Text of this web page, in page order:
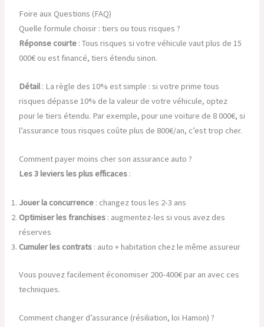
Foire aux Questions (FAQ)
Quelle formule choisir : tiers ou tous risques ?
Réponse courte: Tous risques si votre véhicule vaut plus de 15
000€ ou est financé, tiers étendu sinon.
Détail: La règle des 10% est simple : si votre prime tous
risques dépasse 10% de la valeur de votre véhicule, optez
pour le tiers étendu. Par exemple, pour une voiture de 8 000€, si
l’assurance tous risques coûte plus de 800€/an, c’est trop cher.
Comment payer moins cher son assurance auto ?
Les 3 leviers les plus efficaces:
Jouer la concurrence: changez tous les 2-3 ans
Optimiser les franchises: augmentez-les si vous avez des
réserves
Cumuler les contrats: auto + habitation chez le même assureur
Vous pouvez facilement économiser 200-400€ par an avec ces
techniques.
Comment changer d’assurance (résiliation, loi Hamon) ?